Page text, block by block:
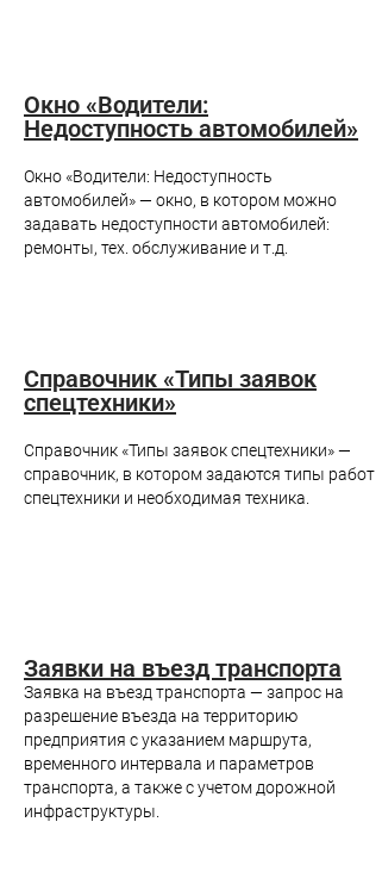
Окно «Водители:
Недоступность автомобилей»
Окно «Водители: Недоступность
автомобилей» — окно, в котором можно
задавать недоступности автомобилей:
ремонты, тех. обслуживание и т.д.
Справочник «Типы заявок
спецтехники»
Справочник «Типы заявок спецтехники» —
справочник, в котором задаются типы работ
спецтехники и необходимая техника.
Заявки на въезд транспорта
Заявка на въезд транспорта — запрос на
разрешение въезда на территорию
предприятия с указанием маршрута,
временного интервала и параметров
транспорта, а также с учетом дорожной
инфраструктуры.